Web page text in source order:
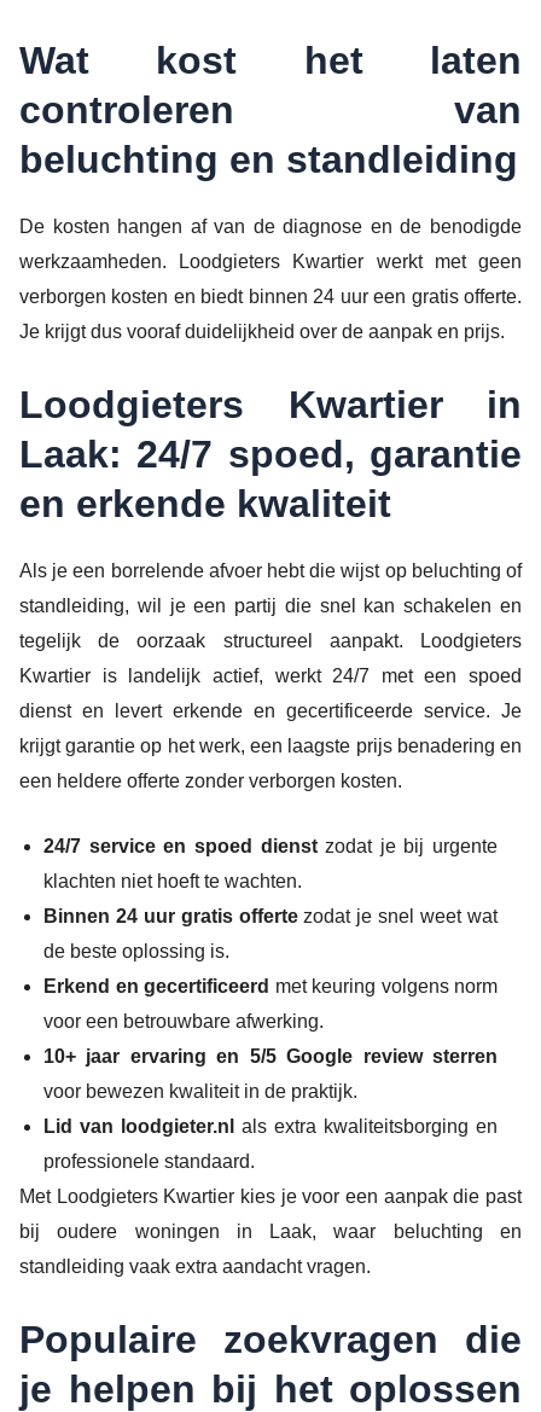
Wat kost het laten
controleren van
beluchting en standleiding
De kosten hangen af van de diagnose en de benodigde
werkzaamheden. Loodgieters Kwartier werkt met geen
verborgen kosten en biedt binnen 24 uur een gratis offerte.
Je krijgt dus vooraf duidelijkheid over de aanpak en prijs.
Loodgieters Kwartier in
Laak: 24/7 spoed, garantie
en erkende kwaliteit
Als je een borrelende afvoer hebt die wijst op beluchting of
standleiding, wil je een partij die snel kan schakelen en
tegelijk de oorzaak structureel aanpakt. Loodgieters
Kwartier is landelijk actief, werkt 24/7 met een spoed
dienst en levert erkende en gecertificeerde service. Je
krijgt garantie op het werk, een laagste prijs benadering en
een heldere offerte zonder verborgen kosten.
24/7 service en spoed dienstzodat je bij urgente
klachten niet hoeft te wachten.
Binnen 24 uur gratis offertezodat je snel weet wat
de beste oplossing is.
Erkend en gecertificeerd met keuring volgens norm
voor een betrouwbare afwerking.
10+ jaar ervaring en 5/5 Google review sterren
voor bewezen kwaliteit in de praktijk.
Lid van loodgieter.nl
als extra kwaliteitsborging en
professionele standaard.
Met Loodgieters Kwartier kies je voor een aanpak die past
bij oudere woningen in Laak, waar beluchting en
standleiding vaak extra aandacht vragen.
Populaire zoekvragen die
je helpen bij het oplossen